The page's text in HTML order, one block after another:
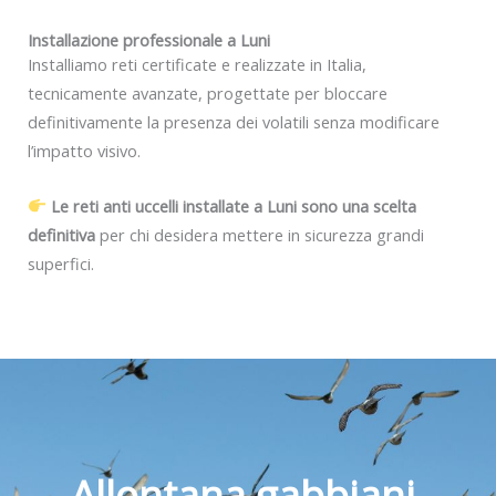
Installazione professionale a Luni
Installiamo reti certificate e realizzate in Italia,
tecnicamente avanzate, progettate per bloccare
definitivamente la presenza dei volatili senza modificare
l’impatto visivo.
Le reti anti uccelli installate a Luni sono una scelta
definitiva per chi desidera mettere in sicurezza grandi
superfici.